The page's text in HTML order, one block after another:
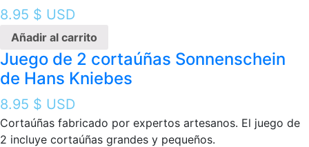
8.95 $ USD
Añadir al carrito
Juego de 2 cortaúñas Sonnenschein
de Hans Kniebes
8.95 $ USD
Cortaúñas fabricado por expertos artesanos. El juego de
2 incluye cortaúñas grandes y pequeños.